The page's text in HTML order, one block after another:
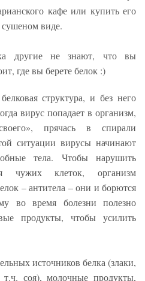
кафе или купить его
виде.
другие не знают, что вы
где вы берете белок :)
структура, и без него
вирус попадает в организм,
прячась в спирали
ситуации вирусы начинают
тела. Чтобы нарушить
чужих клеток, организм
– антитела – они и борются
во время болезни полезно
продукты, чтобы усилить
источников белка (злаки,
соя), молочные продукты,